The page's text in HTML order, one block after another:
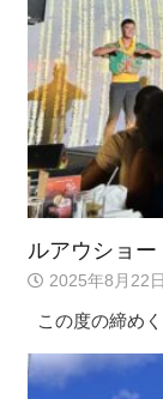
ルアウショー
2025年8月22日
この度の締め